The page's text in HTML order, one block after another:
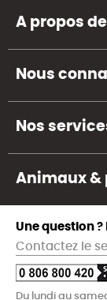
A propos
Nous
Nos
Animaux &
Une question ?
Contactez le
Du lundi au